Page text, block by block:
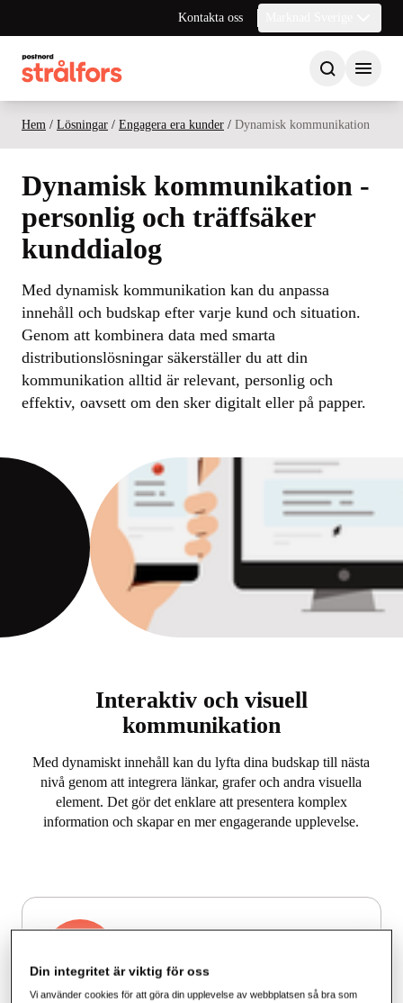
Kontakta oss
Hem / Lösningar / Engagera era kunder / Dynamisk kommunikation
Dynamisk kommunikation -
personlig och träffsäker
kunddialog
Med dynamisk kommunikation kan du anpassa
innehåll och budskap efter varje kund och situation.
Genom att kombinera data med smarta
distributionslösningar säkerställer du att din
kommunikation alltid är relevant, personlig och
effektiv, oavsett om den sker digitalt eller på papper.
Interaktiv och visuell
kommunikation
Med dynamiskt innehåll kan du lyfta dina budskap till nästa
nivå genom att integrera länkar, grafer och andra visuella
element. Det gör det enklare att presentera komplex
information och skapar en mer engagerande upplevelse.
Din integritet är viktig för oss
Vi använder cookies för att göra din upplevelse av webbplatsen så bra som